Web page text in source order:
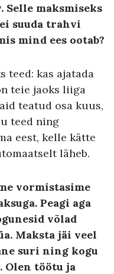
maksmiseks
ei suuda trahvi
mind ees ootab?
teed: kas ajatada
teie jaoks liiga
teatud osa kuus,
teed ning
eest, kelle kätte
läheb.
vormistasime
Peagi aga
võlad
Maksta jäi veel
suri ning kogu
Olen töötu ja